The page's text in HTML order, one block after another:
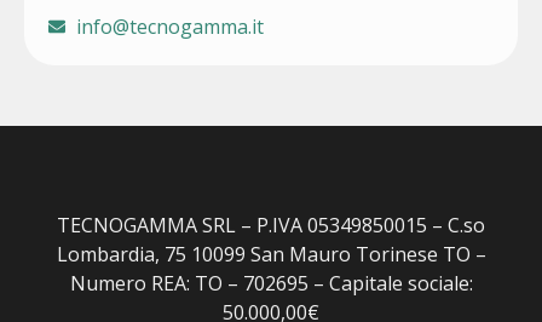
info@tecnogamma.it
TECNOGAMMA SRL – P.IVA 05349850015 – C.so
Lombardia, 75 10099 San Mauro Torinese TO –
Numero REA: TO – 702695 – Capitale sociale:
50.000,00€